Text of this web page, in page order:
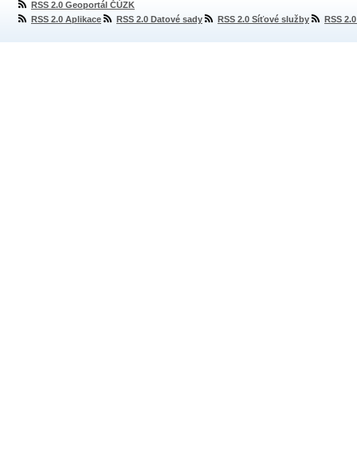
RSS 2.0 Geoportál ČÚZK
RSS 2.0 Aplikace
RSS 2.0 Datové sady RSS 2.0 Síťové služby RSS